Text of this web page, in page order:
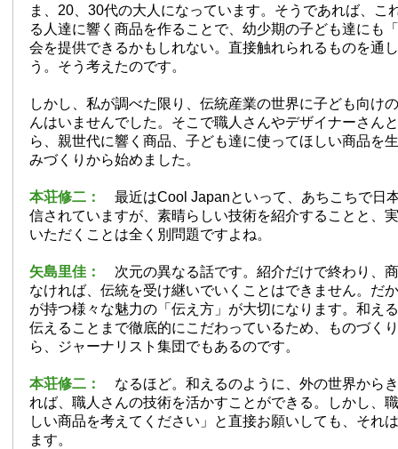
ま、20、30代の大人になっています。そうであれば、こ
る人達に響く商品を作ることで、幼少期の子ども達にも
会を提供できるかもしれない。直接触れられるものを通
う。そう考えたのです。
しかし、私が調べた限り、伝統産業の世界に子ども向け
んはいませんでした。そこで職人さんやデザイナーさん
ら、親世代に響く商品、子ども達に使ってほしい商品を
みづくりから始めました。
本荘修二： 最近はCool Japanといって、あちこちで日
信されていますが、素晴らしい技術を紹介することと、
いただくことは全く別問題ですよね。
矢島里佳： 次元の異なる話です。紹介だけで終わり、
なければ、伝統を受け継いでいくことはできません。だ
が持つ様々な魅力の「伝え方」が大切になります。和え
伝えることまで徹底的にこだわっているため、ものづく
ら、ジャーナリスト集団でもあるのです。
本荘修二： なるほど。和えるのように、外の世界から
れば、職人さんの技術を活かすことができる。しかし、
しい商品を考えてください」と直接お願いしても、それ
ます。